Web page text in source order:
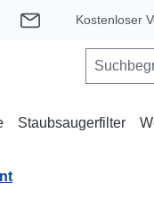
Kostenloser
Staubsaugerfilter